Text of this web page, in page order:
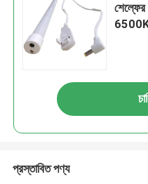
শেল্ফের
প্রস্তাবিত পণ্য